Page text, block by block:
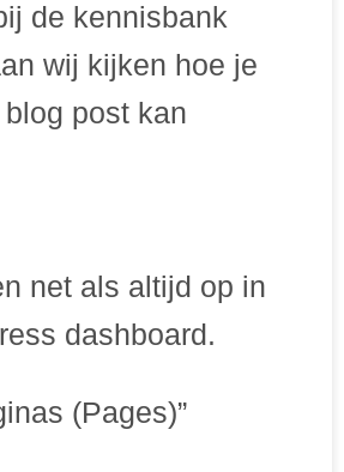
de kennisbank
wij kijken hoe je
post kan
net als altijd op in
dashboard.
(Pages)”